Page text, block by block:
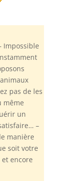
Impossible
pas de les
même
un
–
manière
soit votre
et encore